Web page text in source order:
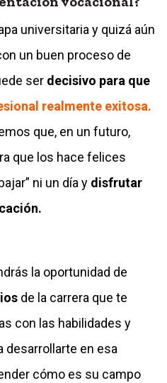
universitaria y quizá aún
un buen proceso de
ser decisivo para que
realmente exitosa.
que, en un futuro,
que los hace felices
ni un día y disfrutar
la oportunidad de
de la carrera que te
con las habilidades y
desarrollarte en esa
cómo es su campo